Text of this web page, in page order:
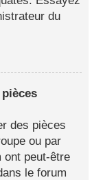
du
des pièces
ou par
ont peut-être
le forum